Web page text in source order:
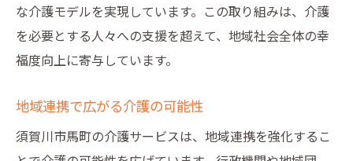
な介護モデルを実現しています。この取り組みは、介護
を必要とする人々への支援を超えて、地域社会全体の幸
福度向上に寄与しています。
地域連携で広がる介護の可能性
須賀川市馬町の介護サービスは、地域連携を強化するこ